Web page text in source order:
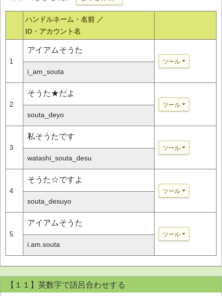
ハンドルネーム・名前 ／
ID・アカウント名
1
アイアムそうた
ツール
i_am_souta
2
そうた★だよ
ツール
souta_deyo
3
私そうたです
ツール
watashi_souta_desu
4
そうた☆ですよ
ツール
souta_desuyo
5
アイアムそうた
ツール
i.am.souta
【１１】英数字で語呂合わせする